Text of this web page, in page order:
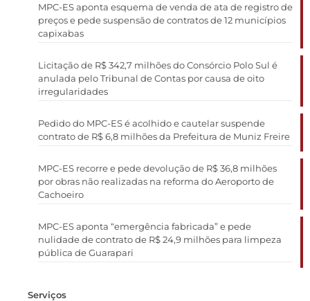
MPC-ES aponta esquema de venda de ata de registro de
preços e pede suspensão de contratos de 12 municípios
capixabas
Licitação de R$ 342,7 milhões do Consórcio Polo Sul é
anulada pelo Tribunal de Contas por causa de oito
irregularidades
Pedido do MPC-ES é acolhido e cautelar suspende
contrato de R$ 6,8 milhões da Prefeitura de Muniz Freire
MPC-ES recorre e pede devolução de R$ 36,8 milhões
por obras não realizadas na reforma do Aeroporto de
Cachoeiro
MPC-ES aponta “emergência fabricada” e pede
nulidade de contrato de R$ 24,9 milhões para limpeza
pública de Guarapari
Serviços